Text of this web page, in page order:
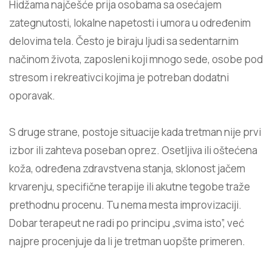
Hidžama najčešće prija osobama sa osećajem
zategnutosti, lokalne napetosti i umora u određenim
delovima tela. Često je biraju ljudi sa sedentarnim
načinom života, zaposleni koji mnogo sede, osobe pod
stresom i rekreativci kojima je potreban dodatni
oporavak.
S druge strane, postoje situacije kada tretman nije prvi
izbor ili zahteva poseban oprez. Osetljiva ili oštećena
koža, određena zdravstvena stanja, sklonost jačem
krvarenju, specifične terapije ili akutne tegobe traže
prethodnu procenu. Tu nema mesta improvizaciji.
Dobar terapeut ne radi po principu „svima isto”, već
najpre procenjuje da li je tretman uopšte primeren.